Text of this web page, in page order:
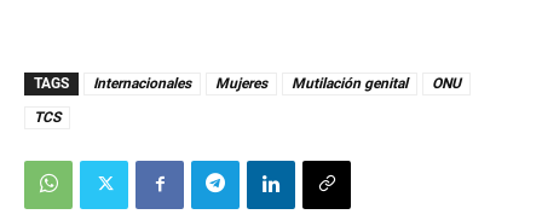
TAGS Internacionales Mujeres Mutilación genital
ONU
TCS